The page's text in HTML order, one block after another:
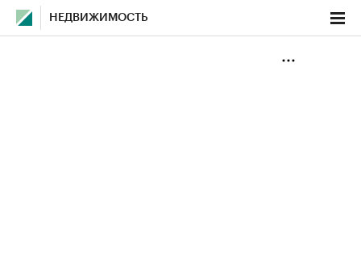
НЕДВИЖИМОСТЬ